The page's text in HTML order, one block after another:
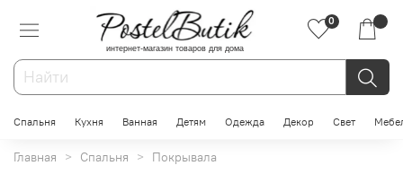
интернет-магазин товаров для дома
0
Спальня Кухня Ванная Детям Одежда Декор Свет
Главная Спальня Покрывала